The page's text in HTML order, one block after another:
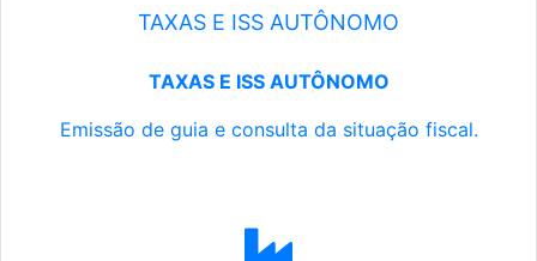
TAXAS E ISS AUTÔNOMO
TAXAS E ISS AUTÔNOMO
Emissão de guia e consulta da situação fiscal.